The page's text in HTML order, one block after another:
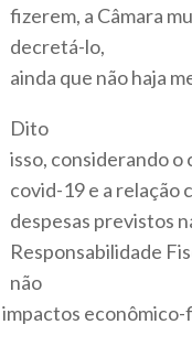
fizerem, a Câmara
decretá-lo,
ainda que não haja
Dito
isso, considerando o
covid-19 e a relação
despesas previstos
Responsabilidade
não